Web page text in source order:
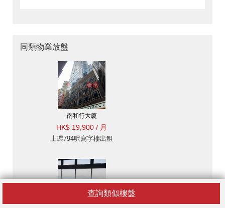
查詢類似樓盤
同類物業放盤
南和行大廈
HK$ 19,900 / 月
上環794呎寫字樓出租